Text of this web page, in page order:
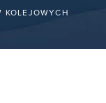
KOLEJOWYCH